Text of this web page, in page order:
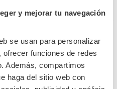
y mejorar tu navegación
se usan para personalizar
funciones de redes
Además, compartimos
haga del sitio web con
tu pedido